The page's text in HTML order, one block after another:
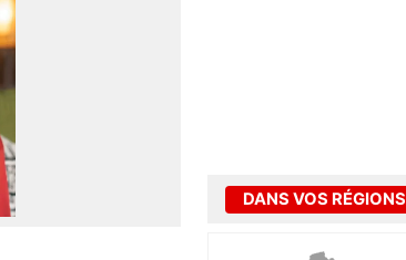
DANS VOS RÉGIONS